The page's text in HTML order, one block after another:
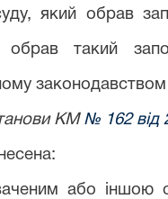
який обрав
обрав такий
КМ № 162 від
або іншою